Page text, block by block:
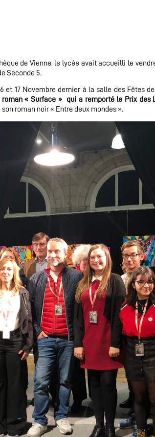
de Vienne, le lycée avait accueilli le
Seconde 5.
et 17 Novembre dernier à la salle des Fêtes
roman « Surface » qui a remporté le Prix des
roman noir « Entre deux mondes ».